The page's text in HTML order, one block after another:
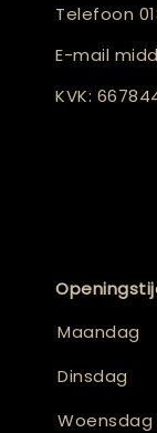
Telefoon
E-mail
KVK:
Maandag
Dinsdag
Woensdag